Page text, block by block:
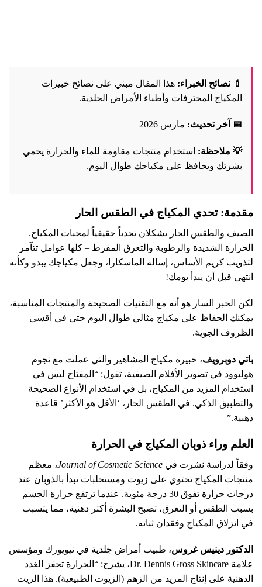
💄 نصائح الخبراء: هذا المقال مبني على نصائح خبيرات
المكياج المحترفات وأطباء الأمراض الجلدية.
📅 آخر تحديث: مارس 2026
💡 ملاحظة: استخدام منتجات مقاومة للماء والحرارة يحمي
بشرتك ويحافظ على مكياجك طوال اليوم.
مقدمة: تحدي المكياج في الطقس الحار
الصيف والطقس الحار يشكلان تحدياً حقيقياً لمحبات المكياج.
الحرارة الشديدة والرطوبة والتعرق المفرط – كلها عوامل تتآمر
لتذويب كريم الأساس، إسالة الماسكارا، وجعل مكياجك يبدو وكأنه
انتهى قبل أن يبدأ يومك!
لكن الخبر السار هو أنه مع التقنيات الصحيحة والمنتجات المناسبة،
يمكنك الحفاظ على مكياج مثالي طوال اليوم حتى في أقسى
الظروف الجوية.
باتي دوبرويف، خبيرة مكياج المشاهير والتي عملت مع نجوم
هوليوود في تصوير الأفلام الصيفية، تقول: “المفتاح ليس في
استخدام المزيد من المكياج، بل في استخدام الأنواع الصحيحة
والتطبيق الذكي. في الطقس الحار، ‘الأقل هو الأكثر’ قاعدة
ذهبية.”
العلم وراء ذوبان المكياج في الحرارة
وفقاً لدراسة نشرت في Journal of Cosmetic Science، معظم
منتجات المكياج تحتوي على زيوت ومستحلبات تبدأ بالذوبان عند
درجات حرارة تفوق 30 درجة مئوية. عندما ترتفع حرارة الجسم
بسبب الطقس أو التعرق، تصبح البشرة أكثر دهنية، مما يتسبب
في انزلاق المكياج وفقدان ثباته.
الدكتور دينيس غروس، طبيب أمراض جلدية في نيويورك ومؤسس
علامة Dr. Dennis Gross Skincare، يشرح: “الحرارة تحفز الغدد
الدهنية على إنتاج المزيد من الزهم (الزيوت الطبيعية). هذا الزيت